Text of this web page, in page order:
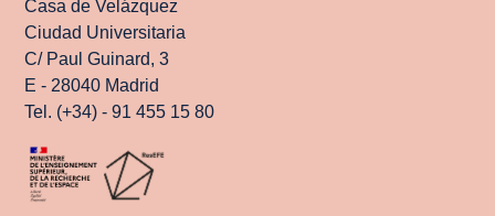
Casa de Velázquez
Ciudad Universitaria
C/ Paul Guinard, 3
E - 28040 Madrid
Tel. (+34) - 91 455 15 80